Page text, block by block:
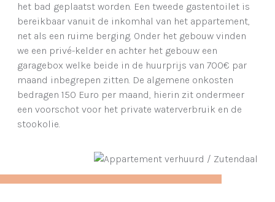
het bad geplaatst worden. Een tweede gastentoilet is
bereikbaar vanuit de inkomhal van het appartement,
net als een ruime berging. Onder het gebouw vinden
we een privé-kelder en achter het gebouw een
garagebox welke beide in de huurprijs van 700€ par
maand inbegrepen zitten. De algemene onkosten
bedragen 150 Euro per maand, hierin zit ondermeer
een voorschot voor het private waterverbruik en de
stookolie.